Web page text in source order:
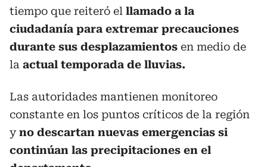
tiempo que reiteró el llamado a la
ciudadanía para extremar precauciones
durante sus desplazamientos en medio de
la actual temporada de lluvias.
Las autoridades mantienen monitoreo
constante en los puntos críticos de la región
yno descartan nuevas emergencias si
continúan las precipitaciones en el